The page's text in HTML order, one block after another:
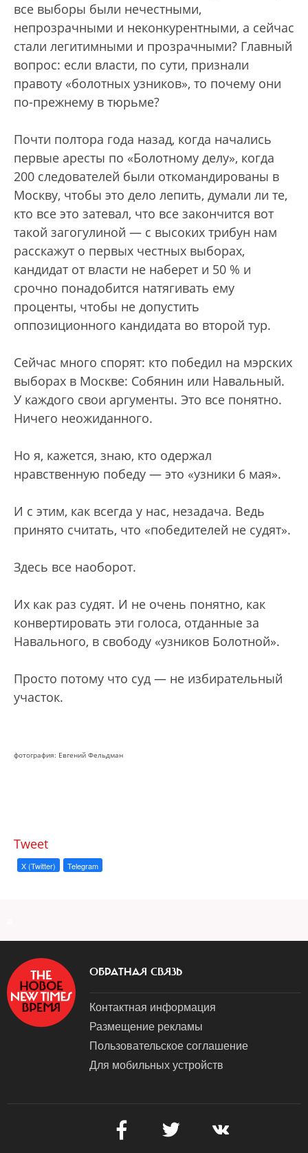
все выборы были нечестными,
непрозрачными и неконкурентными, а сейчас
стали легитимными и прозрачными? Главный
вопрос: если власти, по сути, признали
правоту «болотных узников», то почему они
по-прежнему в тюрьме?
Почти полтора года назад, когда начались
первые аресты по «Болотному делу», когда
200 следователей были откомандированы в
Москву, чтобы это дело лепить, думали ли те,
кто все это затевал, что все закончится вот
такой загогулиной — с высоких трибун нам
расскажут о первых честных выборах,
кандидат от власти не наберет и 50 % и
срочно понадобится натягивать ему
проценты, чтобы не допустить
оппозиционного кандидата во второй тур.
Сейчас много спорят: кто победил на мэрских
выборах в Москве: Собянин или Навальный.
У каждого свои аргументы. Это все понятно.
Ничего неожиданного.
Но я, кажется, знаю, кто одержал
нравственную победу — это «узники 6 мая».
И с этим, как всегда у нас, незадача. Ведь
принято считать, что «победителей не судят».
Здесь все наоборот.
Их как раз судят. И не очень понятно, как
конвертировать эти голоса, отданные за
Навального, в свободу «узников Болотной».
Просто потому что суд — не избирательный
участок.
фотография: Евгений Фельдман
Tweet
X (Twitter) Telegram
ОБРАТНАЯ СВЯЗЬ
Контактная информация
Размещение рекламы
Пользовательское соглашение
Для мобильных устройств